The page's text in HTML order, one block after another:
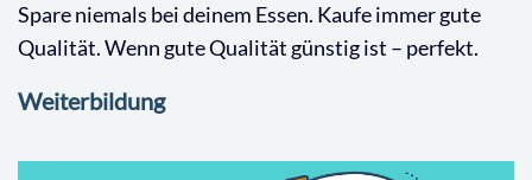
Spare niemals bei deinem Essen. Kaufe immer gute
Qualität. Wenn gute Qualität günstig ist – perfekt.
Weiterbildung